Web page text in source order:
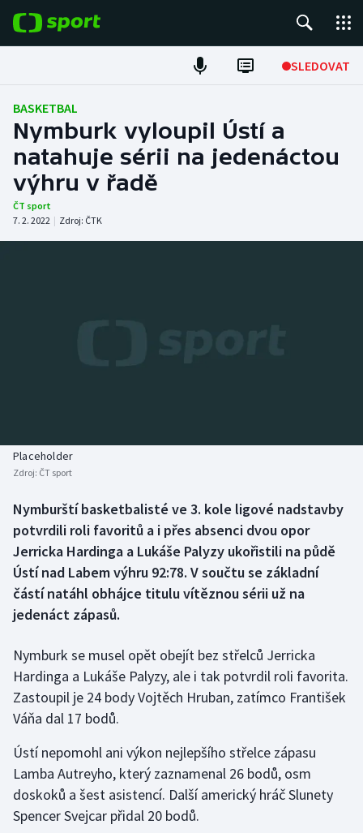
SLEDOVAT
Fotbal
Hokej
Tenis
Atletika
Biatlon
Box
Curling
Dostihy
Florbal
Futsal
Golf
Gymnastika
Házená
Aplikace ČT sport
BASKETBAL
Nymburk vyloupil Ústí a
natahuje sérii na jedenáctou
výhru v řadě
ČT sport
7. 2. 2022 | Zdroj: ČTK
Placeholder
Zdroj: ČT sport
Nymburští basketbalisté ve 3. kole ligové nadstavby
potvrdili roli favoritů a i přes absenci dvou opor
Jerricka Hardinga a Lukáše Palyzy ukořistili na půdě
Ústí nad Labem výhru 92:78. V součtu se základní
částí natáhl obhájce titulu vítěznou sérii už na
jedenáct zápasů.
Nymburk se musel opět obejít bez střelců Jerricka
Hardinga a Lukáše Palyzy, ale i tak potvrdil roli favorita.
Zastoupil je 24 body Vojtěch Hruban, zatímco František
Váňa dal 17 bodů.
Ústí nepomohl ani výkon nejlepšího střelce zápasu
Lamba Autreyho, který zaznamenal 26 bodů, osm
doskoků a šest asistencí. Další americký hráč Slunety
Spencer Svejcar přidal 20 bodů.